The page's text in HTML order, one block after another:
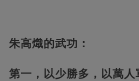
朱高熾的武功：
第一，以少勝多，以萬